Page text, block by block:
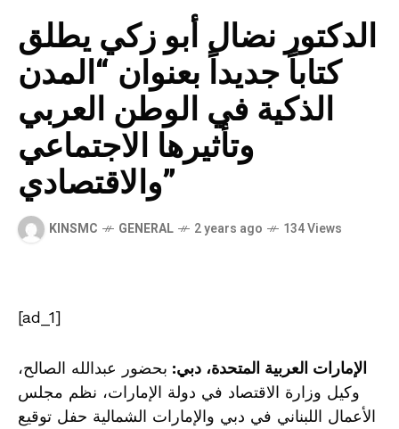
الدكتور نضال أبو زكي يطلق
كتاباً جديداً بعنوان “المدن
الذكية في الوطن العربي
وتأثيرها الاجتماعي
والاقتصادي”
KINSMC GENERAL 2 years ago 134 Views
[ad_1]
الإمارات العربية المتحدة، دبي: بحضور عبدالله الصالح،
وكيل وزارة الاقتصاد في دولة الإمارات، نظم مجلس
الأعمال اللبناني في دبي والإمارات الشمالية حفل توقيع